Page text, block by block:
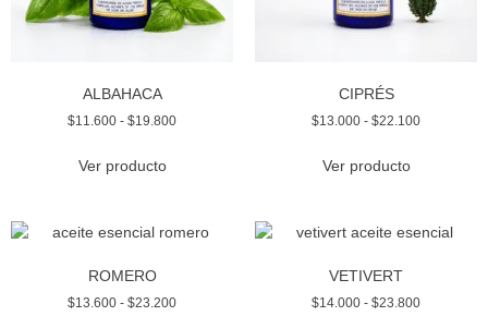
ALBAHACA
$11.600 - $19.800
Ver producto
CIPRÉS
$13.000 - $22.100
Ver producto
ROMERO
$13.600 - $23.200
VETIVERT
$14.000 - $23.800